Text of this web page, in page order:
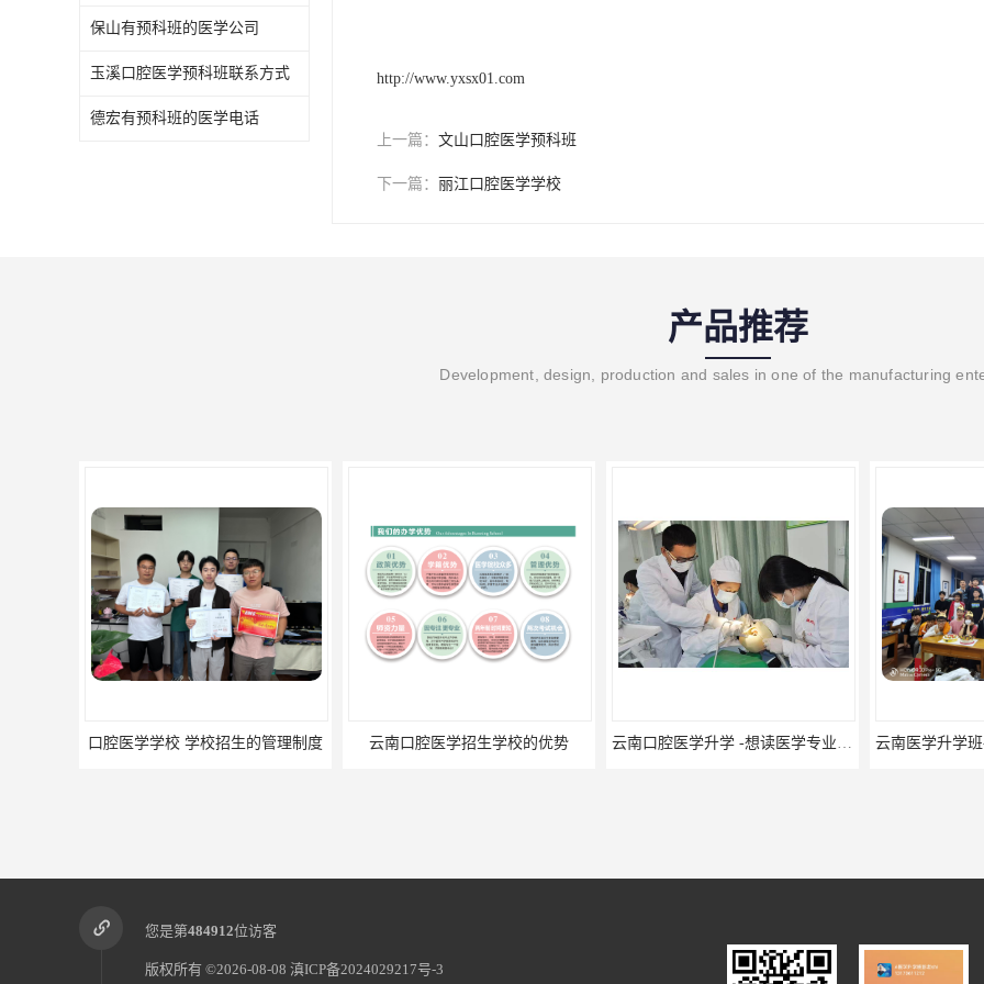
保山有预科班的医学公司
玉溪口腔医学预科班联系方式
德宏有预科班的医学电话
http://www.yxsx01.com
上一篇： 文山口腔医学预科班
下一篇： 丽江口腔医学学校
产品推荐
Development, design, production and sales in one of the manufacturing
校 学校招生的管理制度 云南口腔医学招生学校的优势 云南口腔医学升学 -想读医学专业的你是否有太多的困惑? 云南医学升学班-医学专业云南升学优势
您是第484912位访客
版权所有 ©2026-08-08 滇ICP备2024029217号-3